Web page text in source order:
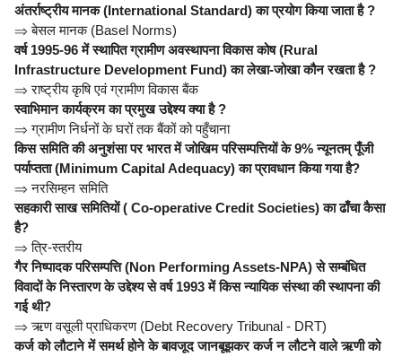
अंतर्राष्ट्रीय मानक (International Standard) का प्रयोग किया जाता है ?
⇒ बेसल मानक (Basel Norms)
वर्ष 1995-96 में स्थापित ग्रामीण अवस्थापना विकास कोष (Rural
Infrastructure Development Fund) का लेखा-जोखा कौन रखता है ?
⇒राष्ट्रीय कृषि एवं ग्रामीण विकास बैंक
स्वाभिमान कार्यक्रम का प्रमुख उद्देश्य क्या है ?
⇒ ग्रामीण निर्धनों के घरों तक बैंकों को पहुँचाना
किस समिति की अनुशंसा पर भारत में जोखिम परिसम्पत्तियों के 9% न्यूनतम् पूँजी
पर्याप्तता (Minimum Capital Adequacy) का प्रावधान किया गया है?
⇒नरसिम्हन समिति
सहकारी साख समितियों ( Co-operative Credit Societies) का ढाँचा कैसा
है?
⇒त्रि-स्तरीय
गैर निष्पादक परिसम्पत्ति (Non Performing Assets-NPA) से सम्बंधित
विवादों के निस्तारण के उद्देश्य से वर्ष 1993 में किस न्यायिक संस्था की स्थापना की
गई थी?
⇒ ऋण वसूली प्राधिकरण (Debt Recovery Tribunal - DRT)
कर्ज को लौटाने में समर्थ होने के बावजूद जानबूझकर कर्ज न लौटने वाले ऋणी को